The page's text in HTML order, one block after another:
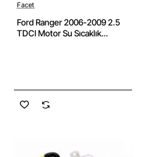
Stok Yok
Facet
Ford Ranger 2006-2009 2.5
TDCI Motor Su Sıcaklık